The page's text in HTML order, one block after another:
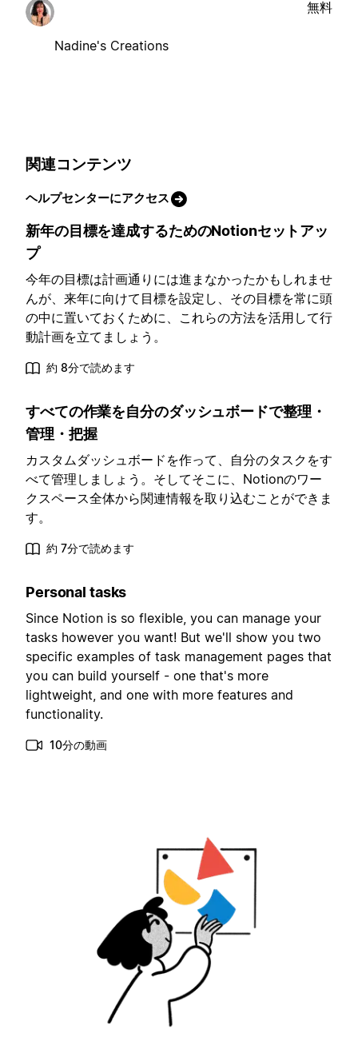
Nadine's Creations
無料
関連コンテンツ
ヘルプセンターにアクセス
新年の目標を達成するためのNotionセットアッ
プ
今年の目標は計画通りには進まなかったかもしれませ
んが、来年に向けて目標を設定し、その目標を常に頭
の中に置いておくために、これらの方法を活用して行
動計画を立てましょう。
約 8分で読めます
すべての作業を自分のダッシュボードで整理・
管理・把握
カスタムダッシュボードを作って、自分のタスクをす
べて管理しましょう。そしてそこに、Notionのワー
クスペース全体から関連情報を取り込むことができま
す。
約 7分で読めます
Personal tasks
Since Notion is so flexible, you can manage your
tasks however you want! But we'll show you two
specific examples of task management pages that
you can build yourself - one that's more
lightweight, and one with more features and
functionality.
10分の動画